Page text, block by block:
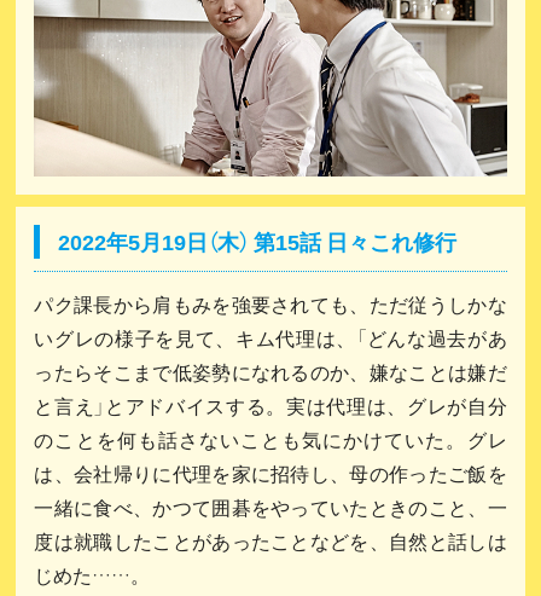
2022年5月19日（木） 第15話 日々これ修行
パク課長から肩もみを強要されても、ただ従うしかな
いグレの様子を見て、キム代理は、「どんな過去があ
ったらそこまで低姿勢になれるのか、嫌なことは嫌だ
と言え」とアドバイスする。実は代理は、グレが自分
のことを何も話さないことも気にかけていた。グレ
は、会社帰りに代理を家に招待し、母の作ったご飯を
一緒に食べ、かつて囲碁をやっていたときのこと、一
度は就職したことがあったことなどを、自然と話しは
じめた……。